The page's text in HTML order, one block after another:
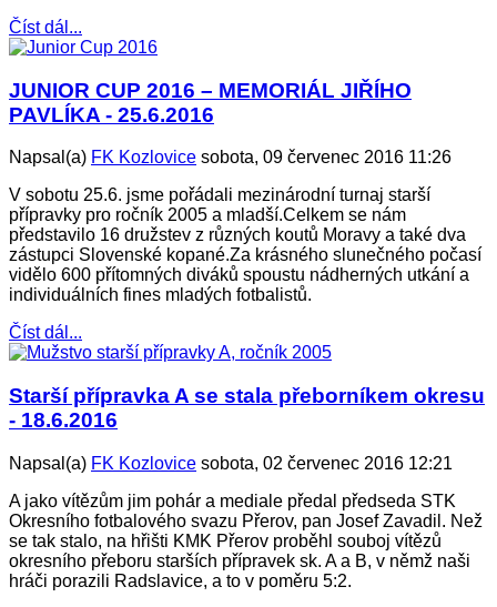
Číst dál...
JUNIOR CUP 2016 – MEMORIÁL JIŘÍHO
PAVLÍKA - 25.6.2016
Napsal(a) FK Kozlovice sobota, 09 červenec 2016 11:26
V sobotu 25.6. jsme pořádali mezinárodní turnaj starší
přípravky pro ročník 2005 a mladší.Celkem se nám
představilo 16 družstev z různých koutů Moravy a také dva
zástupci Slovenské kopané.Za krásného slunečného počasí
vidělo 600 přítomných diváků spoustu nádherných utkání a
individuálních fines mladých fotbalistů.
Číst dál...
Starší přípravka A se stala přeborníkem okresu
- 18.6.2016
Napsal(a) FK Kozlovice sobota, 02 červenec 2016 12:21
A jako vítězům jim pohár a mediale předal předseda STK
Okresního fotbalového svazu Přerov, pan Josef Zavadil. Než
se tak stalo, na hřišti KMK Přerov proběhl souboj vítězů
okresního přeboru starších přípravek sk. A a B, v němž naši
hráči porazili Radslavice, a to v poměru 5:2.